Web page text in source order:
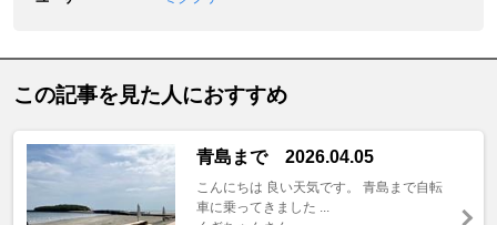
この記事を見た人におすすめ
青島まで 2026.04.05
こんにちは 良い天気です。 青島まで自転
車に乗ってきました ...